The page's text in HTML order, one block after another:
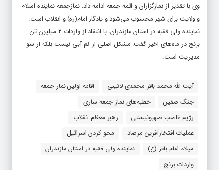
وی با تقدیر از نمازگزاران و ائمه جمعه ادامه داد: نمازجمعه نماینده اسلام
و ولایت برای شهر محسوب می‌شود و یادگار امام(ره) و انقلاب است.
نماینده ولی فقیه در استان مازندران، با انتقاد از واردات ۲ میلیون تن
برنج در ماه‌های اخیر گفت: مشکل اصلی از کم آبی نیست بلکه از سو
مدیریت است.
آیت الله محمد باقر محمدی لائینی
اقامه اولین نماز جمعه
جنگ صفین
خطبه‌های نماز جمعه ساری
رژیم غاصب صهیونیستی
رهبر معظم انقلاب
عملیات افتخارآفرین مرصاد
محو کردن اسرائیل
میلاد امام باقر (ع)
نماینده ولی فقیه در استان مازندران
واردات برنج